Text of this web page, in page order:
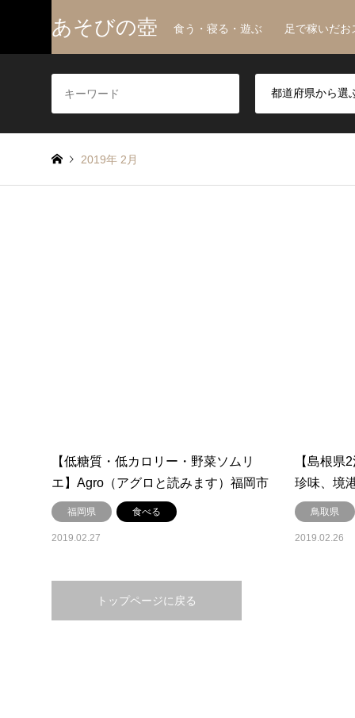
あそびの壺 食う・寝る・遊ぶ 足で稼いだお
2019年 2月
【低糖質・低カロリー・野菜ソムリ
エ】Agro（アグロと読みます）福岡市
博多区
福岡県 食べる
2019.02.27
【島根県
珍味、境
温泉宿。
鳥取県
2019.02.26
トップページに戻る